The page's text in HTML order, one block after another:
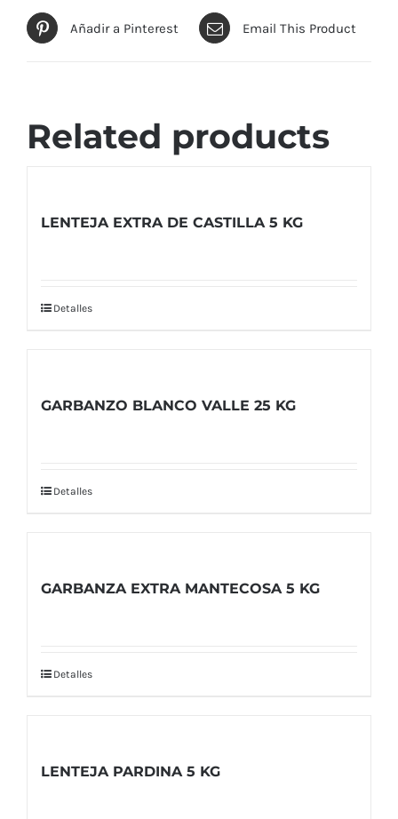
Añadir a Pinterest Email This Product
Related products
LENTEJA EXTRA DE CASTILLA 5 KG
Detalles
GARBANZO BLANCO VALLE 25 KG
Detalles
GARBANZA EXTRA MANTECOSA 5 KG
Detalles
LENTEJA PARDINA 5 KG